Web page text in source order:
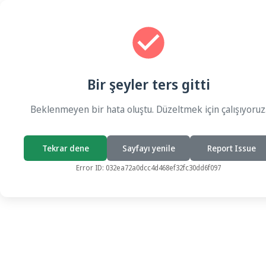
Bir şeyler ters gitti
Beklenmeyen bir hata oluştu. Düzeltmek için
Tekrar dene Sayfayı yenile Report Issue
Error ID: 032ea72a0dcc4d468ef32fc30dd6f097